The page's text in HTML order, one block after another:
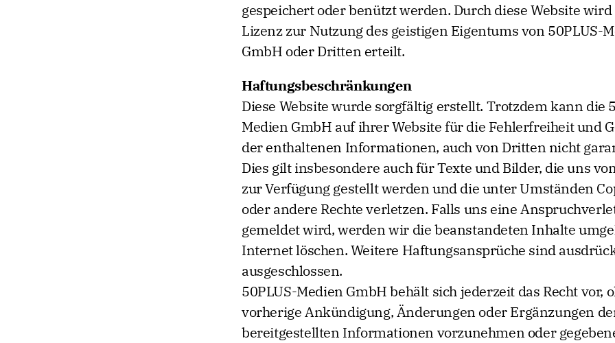
gespeichert oder benützt werden. Durch diese Website
Lizenz zur Nutzung des geistigen Eigentums von 50PLUS-
GmbH oder Dritten erteilt.
Haftungsbeschränkungen
Diese Website wurde sorgfältig erstellt. Trotzdem kann die
Medien GmbH auf ihrer Website für die Fehlerfreiheit und
der enthaltenen Informationen, auch von Dritten nicht
Dies gilt insbesondere auch für Texte und Bilder, die uns
zur Verfügung gestellt werden und die unter Umständen
oder andere Rechte verletzen. Falls uns eine
gemeldet wird, werden wir die beanstandeten Inhalte
Internet löschen. Weitere Haftungsansprüche sind
ausgeschlossen.
50PLUS-Medien GmbH behält sich jederzeit das Recht vor,
vorherige Ankündigung, Änderungen oder Ergänzungen
bereitgestellten Informationen vorzunehmen oder